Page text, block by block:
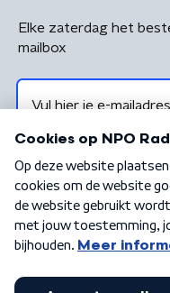
Elke zaterdag het
mailbox
Algemene voorwaarden